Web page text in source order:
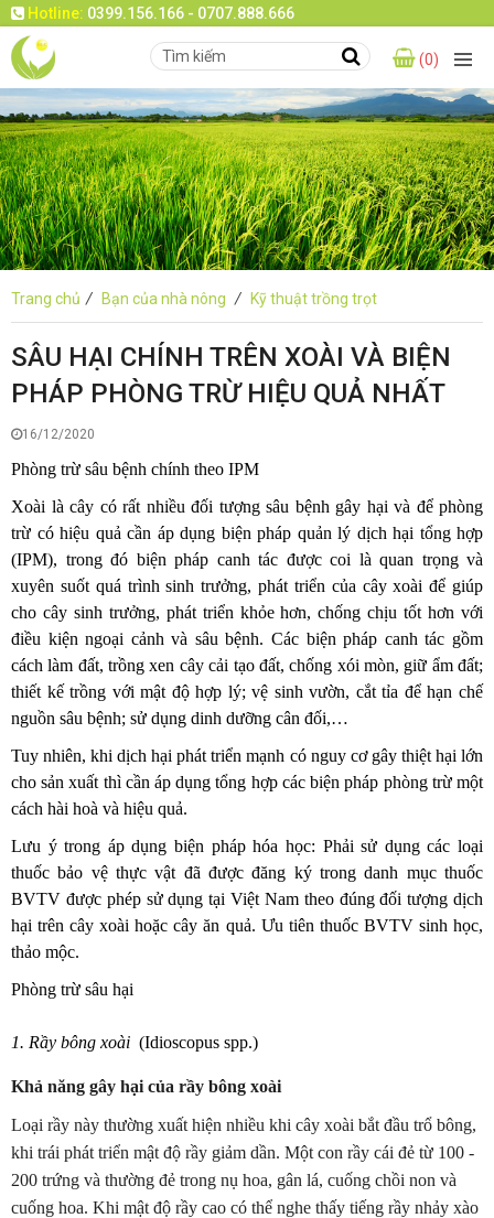
Hotline: 0399.156.166 - 0707.888.666
(0)
Trang chủ / Bạn của nhà nông / Kỹ thuật trồng trọt
SÂU HẠI CHÍNH TRÊN XOÀI VÀ BIỆN
PHÁP PHÒNG TRỪ HIỆU QUẢ NHẤT
16/12/2020
Phòng trừ sâu bệnh chính theo IPM
Xoài là cây có rất nhiều đối tượng sâu bệnh gây hại và để phòng
trừ có hiệu quả cần áp dụng biện pháp quản lý dịch hại tổng hợp
(IPM), trong đó biện pháp canh tác được coi là quan trọng và
xuyên suốt quá trình sinh trưởng, phát triển của cây xoài để giúp
cho cây sinh trưởng, phát triển khỏe hơn, chống chịu tốt hơn với
điều kiện ngoại cảnh và sâu bệnh. Các biện pháp canh tác gồm
cách làm đất, trồng xen cây cải tạo đất, chống xói mòn, giữ ẩm đất;
thiết kế trồng với mật độ hợp lý; vệ sinh vườn, cắt tỉa để hạn chế
nguồn sâu bệnh; sử dụng dinh dưỡng cân đối,…
Tuy nhiên, khi dịch hại phát triển mạnh có nguy cơ gây thiệt hại lớn
cho sản xuất thì cần áp dụng tổng hợp các biện pháp phòng trừ một
cách hài hoà và hiệu quả.
Lưu ý trong áp dụng biện pháp hóa học: Phải sử dụng các loại
thuốc bảo vệ thực vật đã được đăng ký trong danh mục thuốc
BVTV được phép sử dụng tại Việt Nam theo đúng đối tượng dịch
hại trên cây xoài hoặc cây ăn quả. Ưu tiên thuốc BVTV sinh học,
thảo mộc.
Phòng trừ sâu hại
1. Rầy bông xoài (Idioscopus spp.)
Khả năng gây hại của rầy bông xoài
Loại rầy này thường xuất hiện nhiều khi cây xoài bắt đầu trổ bông,
khi trái phát triển mật độ rầy giảm dần. Một con rầy cái đẻ từ 100 -
200 trứng và thường đẻ trong nụ hoa, gân lá, cuống chồi non và
cuống hoa. Khi mật độ rầy cao có thể nghe thấy tiếng rầy nhảy xào